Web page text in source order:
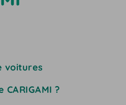
voitures
?